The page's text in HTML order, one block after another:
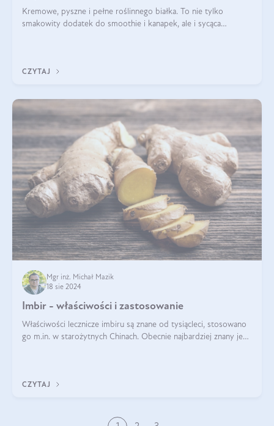
Kremowe, pyszne i pełne roślinnego białka. To nie tylko
smakowity dodatek do smoothie i kanapek, ale i sycąca
CZYTAJ
Mgr inż. Michał Mazik
18 sie 2024
Imbir - właściwości i zastosowanie
Właściwości lecznicze imbiru są znane od tysiącleci, stosowano
go m.in. w starożytnych Chinach. Obecnie najbardziej znany jest
CZYTAJ